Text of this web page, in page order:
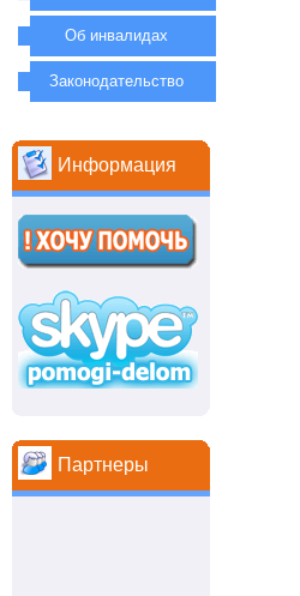
Об инвалидах
Законодательство
Информация
Партнеры